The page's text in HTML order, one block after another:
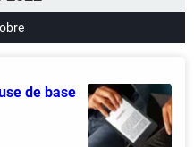
de base